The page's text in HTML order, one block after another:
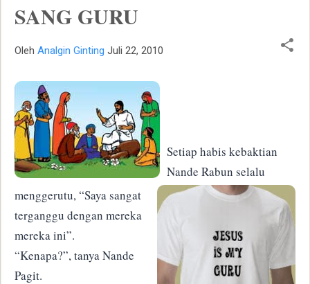
SANG GURU
Oleh Analgin Ginting Juli 22, 2010
Setiap habis kebaktian
Nande Rabun selalu
menggerutu, “Saya sangat
terganggu dengan mereka
mereka ini”.
“Kenapa?”, tanya Nande
Pagit.